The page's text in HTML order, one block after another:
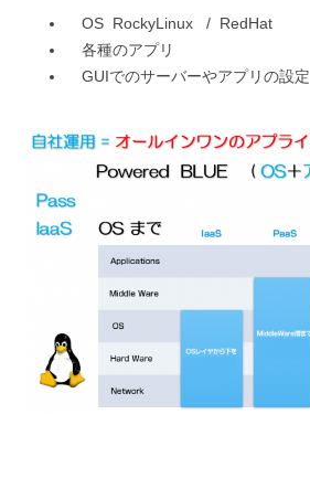
OS RockyLinux / RedHat
各種のアプリ
GUIでのサーバーやアプリの設定